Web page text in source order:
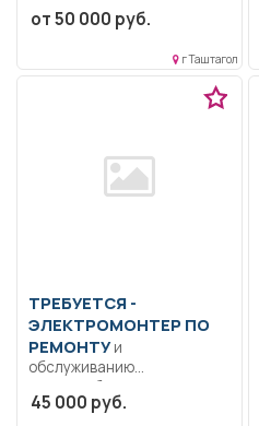
магистратура..
от 50 000 руб.
г Таштагол
ТРЕБУЕТСЯ -
ЭЛЕКТРОМОНТЕР ПО
РЕМОНТУи
обслуживанию
электрооборудования
Образование: Среднее
45 000 руб.